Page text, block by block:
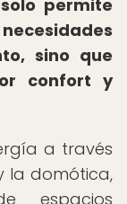
permite
sino que
confort y
a través
la domótica,
espacios